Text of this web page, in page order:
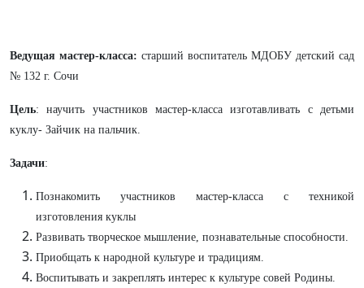
Ведущая мастер-класса: старший воспитатель МДОБУ детский сад
№ 132 г. Сочи
Цель: научить участников мастер-класса изготавливать с детьми
куклу- Зайчик на пальчик.
Задачи:
Познакомить участников мастер-класса с техникой
изготовления куклы
Развивать творческое мышление, познавательные способности.
Приобщать к народной культуре и традициям.
Воспитывать и закреплять интерес к культуре совей Родины.